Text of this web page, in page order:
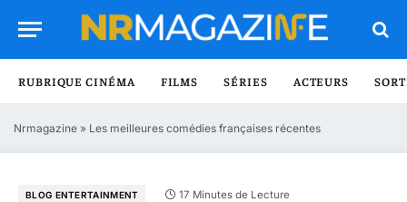
RUBRIQUE CINÉMA FILMS SÉRIES ACTEURS
Nrmagazine » Les meilleures comédies françaises récentes
BLOG ENTERTAINMENT 17 Minutes de Lecture